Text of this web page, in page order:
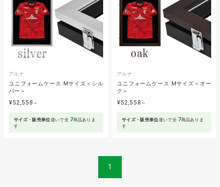
アルナ
ユニフォームケース Mサイズ＜シル
バー＞
¥52,558 ～
サイズ・販売単位違いで全 7商品ありま
す
アルナ
ユニフォームケース Mサイズ＜オー
ク＞
¥52,558 ～
サイズ・販売単位違いで全 7商品ありま
す
1